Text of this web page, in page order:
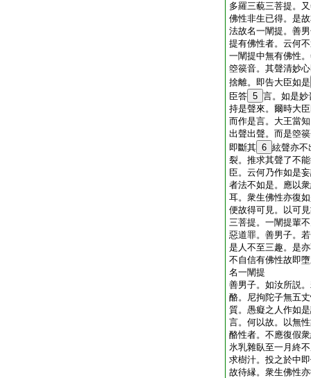
多羅三藐三菩提。
佛性非生已得。是
法故名一闡提。善
提有佛性者。云何
一闡提中無有佛性
箜篌音。其聲清妙
捨離。即告大臣如是
臣答 5 言。如是妙
持是聲來。爾時大
而作是言。大王當
出聲出聲。而是箜
即斷其 6 絃聲亦不
裂。推求其聲了不
臣。云何乃作如是
者法不如是。應以
耳。衆生佛性亦復
便故得可見。以可
三菩提。一闡提輩
惡道罪。善男子。
是人不至三趣。是
不自信有佛性故即
名一闡提
善男子。如汝所説
酪。尼拘陀子無五
質。愚癡之人作如
言。何以故。以無
酪性者。不應復假
氷乳雜臥至一月終
求樹汁。投之於中
故待縁。衆生佛性